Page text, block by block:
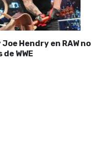
Hendry en RAW no
WWE